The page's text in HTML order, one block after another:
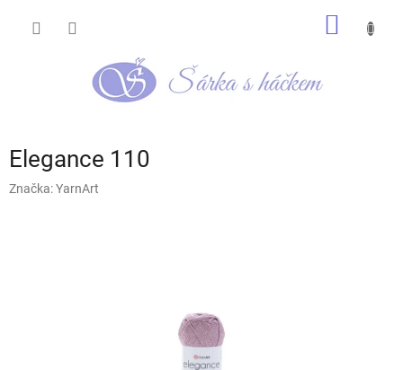
Elegance 110
Značka:YarnArt